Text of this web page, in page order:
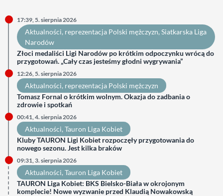
17:39, 5. sierpnia 2026
Aktualności, reprezentacja Polski mężczyzn, Siatkarska Liga
Narodów
Złoci medaliści Ligi Narodów po krótkim odpoczynku wrócą do
przygotowań. „Cały czas jesteśmy głodni wygrywania”
12:26, 5. sierpnia 2026
Aktualności, reprezentacja Polski mężczyzn
Tomasz Fornal o krótkim wolnym. Okazja do zadbania o
zdrowie i spotkań
00:41, 4. sierpnia 2026
Aktualności, Tauron Liga Kobiet
Kluby TAURON Ligi Kobiet rozpoczęły przygotowania do
nowego sezonu. Jest kilka braków
09:31, 3. sierpnia 2026
Aktualności, Tauron Liga Kobiet
TAURON Liga Kobiet: BKS Bielsko-Biała w okrojonym
komplecie! Nowe wyzwanie przed Klaudią Nowakowską